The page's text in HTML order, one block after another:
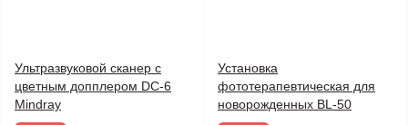
Ультразвуковой сканер с
цветным допплером DC-6
Mindray
Установка
фототерапевтическая для
новорожденных BL-50